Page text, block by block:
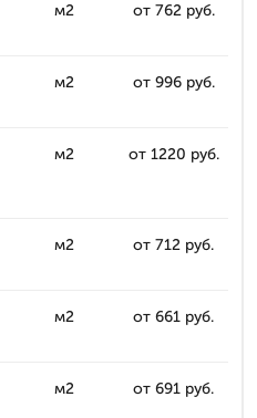
м2 от 762 руб.
м2 от 996 руб.
м2 от 1220 руб.
м2 от 712 руб.
м2 от 661 руб.
м2 от 691 руб.